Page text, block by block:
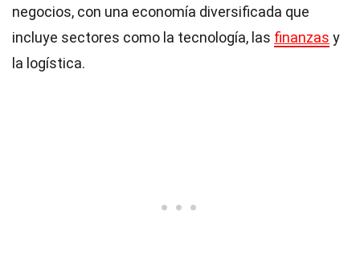
negocios, con una economía diversificada que
incluye sectores como la tecnología, las finanzas y
la logística.